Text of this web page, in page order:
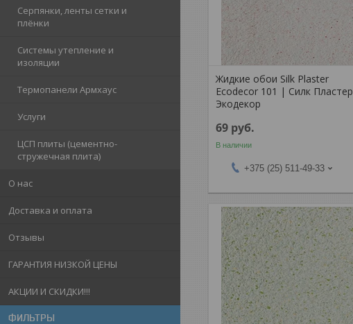
Серпянки, ленты сетки и
плёнки
Системы утепление и
изоляции
Термопанели Армхаус
Услуги
ЦСП плиты (цементно-
стружечная плита)
О нас
Доставка и оплата
Отзывы
ГАРАНТИЯ НИЗКОЙ ЦЕНЫ
АКЦИИ И СКИДКИ!!!
ФИЛЬТРЫ
Жидкие обои Silk Plaster
Ecodecor 101 | Силк Пластер
Экодекор
69 руб.
В наличии
+375 (25) 511-49-33